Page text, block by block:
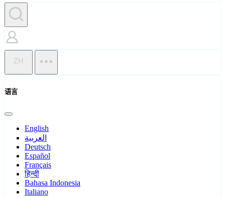
ZH
语言
English
العربية
Deutsch
Español
Français
हिन्दी
Bahasa Indonesia
Italiano